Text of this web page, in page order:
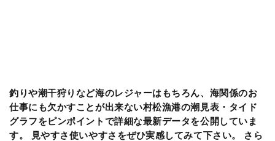
釣りや潮干狩りなど海のレジャーはもちろん、海関係のお
仕事にも欠かすことが出来ない村松漁港の潮見表・タイド
グラフをピンポイントで詳細な最新データを公開していま
す。 見やすさ使いやすさをぜひ実感してみて下さい。 さら